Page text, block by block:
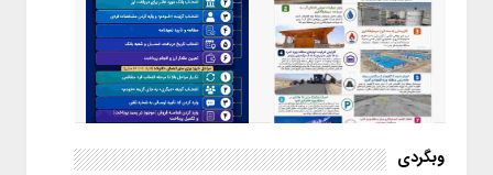
اینفوگرافیک / راهنمای خرید ارز
اربعین از طریق اپلیکیشن بله
وبگردی